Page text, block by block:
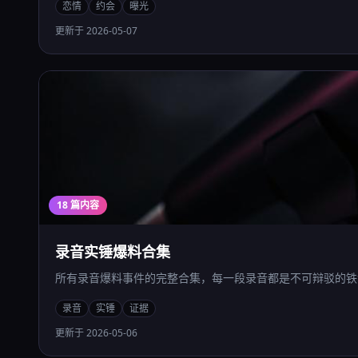
恋情 约会
曝光
更新于 2026-05-07
18 篇内容
录音实锤爆料合集
所有录音爆料事件的完整合集，每一段录音都是不可辩驳的
录音 实锤
证据
更新于 2026-05-06